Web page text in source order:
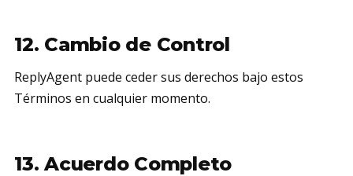
12. Cambio de Control
ReplyAgent puede ceder sus derechos bajo estos
Términos en cualquier momento.
13. Acuerdo Completo